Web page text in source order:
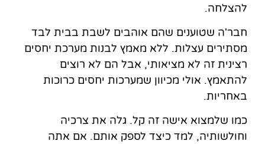
להצלחה.
חבר'ה שטוענים שהם אוהבים לשבת בבית לבד
מסתירים עצלות. ללא מאמץ לבנות מערכת יחסים
רצינית זה לא מציאותי, אבל הם לא רוצים
להתאמץ. אולי מכיוון שמערכות יחסים כרוכות
באחריות.
כמו שלמצוא אישה זה קל. גלה את צרכיה
וחולשותיה, למד כיצד לספק אותם. אם אתה